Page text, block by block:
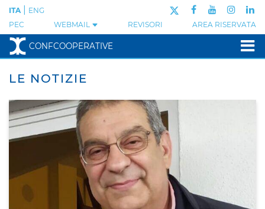
PEC WEBMAIL REVISORI AREA RISERVATA
ITA ENG
CONFCOOPERATIVE
LE NOTIZIE